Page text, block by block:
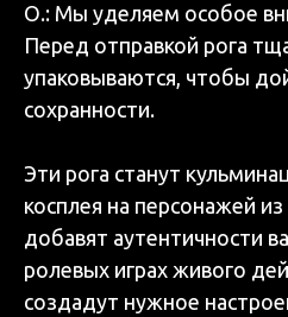
О.: Мы уделяем особое
Перед отправкой рога
упаковываются, чтобы
сохранности.
Эти рога станут
косплея на персонажей
добавят аутентичности
ролевых играх живого
создадут нужное